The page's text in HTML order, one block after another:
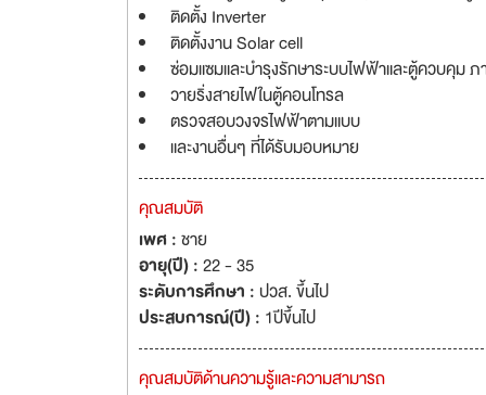
ติดตั้ง Inverter
ติดตั้งงาน Solar cell
ซ่อมแซมและบำรุงรักษาระบบไฟฟ้าและตู้ควบคุม ภ
วายริ่งสายไฟในตู้คอนโทรล
ตรวจสอบวงจรไฟฟ้าตามแบบ
และงานอื่นๆ ที่ได้รับมอบหมาย
คุณสมบัติ
เพศ :ชาย
อายุ(ปี) :22 - 35
ระดับการศึกษา :ปวส. ขึ้นไป
ประสบการณ์(ปี) : 1ปีขึ้นไป
คุณสมบัติด้านความรู้และความสามารถ